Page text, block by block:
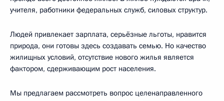
учителя, работники федеральных служб, силовых структур.
Людей привлекает зарплата, серьёзные льготы, нравится
природа, они готовы здесь создавать семью. Но качество
жилищных условий, отсутствие нового жилья является
фактором, сдерживающим рост населения.
Мы предлагаем рассмотреть вопрос целенаправленного